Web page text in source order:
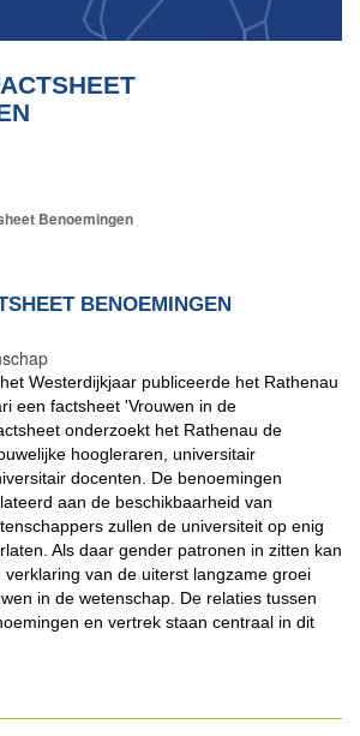
Benoemingen
BENOEMINGEN
Westerdijkjaar publiceerde het Rathenau
een factsheet 'Vrouwen in de
onderzoekt het Rathenau de
hoogleraren, universitair
docenten. De benoemingen
aan de beschikbaarheid van
zullen de universiteit op enig
Als daar gender patronen in zitten kan
van de uiterst langzame groei
in de wetenschap. De relaties tussen
en vertrek staan centraal in dit